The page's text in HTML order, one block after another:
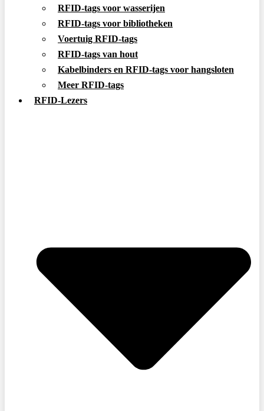
RFID-tags voor wasserijen
RFID-tags voor bibliotheken
Voertuig RFID-tags
RFID-tags van hout
Kabelbinders en RFID-tags voor hangsloten
Meer RFID-tags
RFID-Lezers